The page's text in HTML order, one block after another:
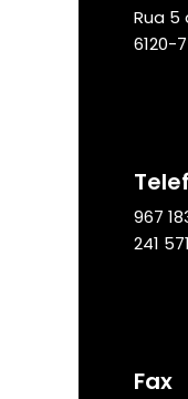
Rua 5
6120-
967
241
Fax